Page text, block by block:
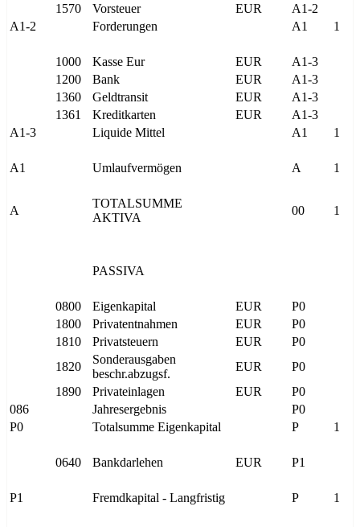
1570
Vorsteuer EUR
A1-2
A1-2
Forderungen A1 1
1000 Kasse Eur EUR
A1-3
1200
Bank EUR
A1-3
1360
Geldtransit EUR
A1-3
1361
Kreditkarten EUR
A1-3
A1-3
Liquide Mittel A1 1
A1 Umlaufvermögen A 1
A
TOTALSUMME
AKTIVA
00 1
PASSIVA
0800 Eigenkapital EUR
P0
1800
Privatentnahmen EUR
P0
1810
Privatsteuern EUR
P0
1820
Sonderausgaben
beschr.abzugsf.
EUR
P0
1890
Privateinlagen EUR
P0
086
Jahresergebnis
P0
P0
Totalsumme Eigenkapital P 1
0640 Bankdarlehen EUR P1
P1 Fremdkapital - Langfristig P 1